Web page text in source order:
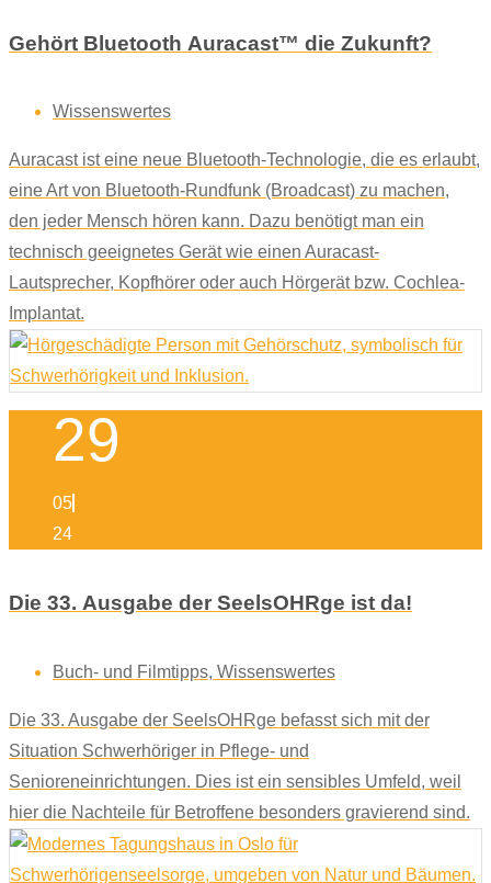
Gehört Bluetooth Auracast™ die Zukunft?
Wissenswertes
Auracast ist eine neue Bluetooth-Technologie, die es erlaubt,
eine Art von Bluetooth-Rundfunk (Broadcast) zu machen,
den jeder Mensch hören kann. Dazu benötigt man ein
technisch geeignetes Gerät wie einen Auracast-
Lautsprecher, Kopfhörer oder auch Hörgerät bzw. Cochlea-
Implantat.
29
05
24
Die 33. Ausgabe der SeelsOHRge ist da!
Buch- und Filmtipps, Wissenswertes
Die 33. Ausgabe der SeelsOHRge befasst sich mit der
Situation Schwerhöriger in Pflege- und
Senioreneinrichtungen. Dies ist ein sensibles Umfeld, weil
hier die Nachteile für Betroffene besonders gravierend sind.